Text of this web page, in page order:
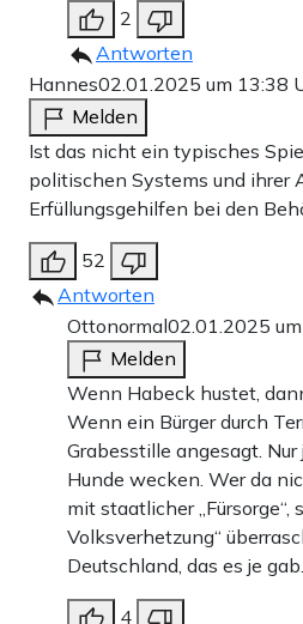
2
Antworten
Hannes02.01.2025 um 13:38
Melden
Ist das nicht ein typisches
politischen Systems und ihrer
Erfüllungsgehilfen bei den
52
Antworten
Ottonormal02.01.2025
Melden
Wenn Habeck hustet,
Wenn ein Bürger durch
Grabesstille angesagt.
Hunde wecken. Wer da
mit staatlicher
Volksverhetzung“
Deutschland, das es je gab.
4